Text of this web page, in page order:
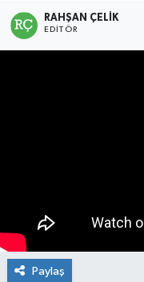
RAHŞAN ÇELIK
EDITÖR
Paylaş
Yemek
Haber Arşivi